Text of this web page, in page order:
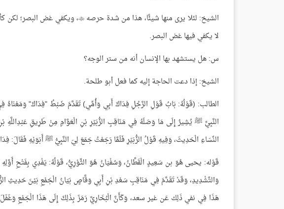
الشيخ: لئلا يرى منها شيئًا، هذا من شدة حرصه، ويكفي غض البصر؛ لكن
لا يكفي فيها غض البصر.
س: هل يستشهد بها الإنسان أنه من ستر الوجه؟
الشيخ: إذا دعت الحاجة إليه كما فعل أبو طلحة.
الطالب: (قَوْلُهُ: بَابُ قَوْلِ الرَّجُلِ فِدَاكَ أَبِي وَأُمِّي) تَقَدَّمَ ضَبْطُ "فِدَاكَ" وَمَعْنَاهُ
النَّبِيِّ ﷺ يُشِيرُ إِلَى مَا وَصَلَهُ فِي مَنَاقِبِ الزُّبَيْرِ بْنِ الْعَوَّامِ مِنْ طَرِيقِ عَبْدِاللَّهِ
النِّسَاءِ الْحَدِيثَ، وَفِيهِ قَوْلُ الزُّبَيْرِ فَلَمَّا رَجَعْتُ جَمَعَ لِيَ النَّبِيُّ ﷺ أَبَوَيْهِ فَقَالَ:
قَوْله: يحيى هُوَ بن سَعِيدٍ الْقَطَّانُ، وَسُفْيَانُ هُوَ الثَّوْرِيُّ، قَوْلُهُ: يَفْدِي بِفَتْحِ
وَالتَّشْدِيدِ، وَقَدْ تَقَدَّمَ فِي مَنَاقِبِ سَعْدِ بْنِ أَبِي وَقَّاصٍ بَيَانُ الْجَمْعِ بَيْنَ حَدِيثِ
هَذَا فِي نفي ذَلِك عَن غير سعد، وَكَأَنَّ الْبُخَارِيَّ رَمَزَ بِذَلِكَ إِلَى هَذَا الْجَمْعِ